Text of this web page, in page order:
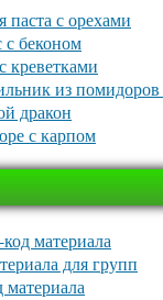
паста с орехами
с беконом
креветками
из
дракон
с карпом
материала
для групп
материала